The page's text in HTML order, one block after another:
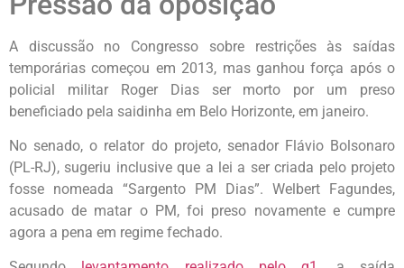
A discussão no Congresso sobre restrições às saídas
temporárias começou em 2013, mas ganhou força após o
policial militar Roger Dias ser morto por um preso
beneficiado pela saidinha em Belo Horizonte, em janeiro.
No senado, o relator do projeto, senador Flávio Bolsonaro
(PL-RJ), sugeriu inclusive que a lei a ser criada pelo projeto
fosse nomeada “Sargento PM Dias”. Welbert Fagundes,
acusado de matar o PM, foi preso novamente e cumpre
agora a pena em regime fechado.